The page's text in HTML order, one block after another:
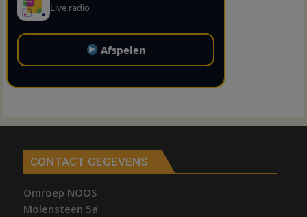
Live radio
Afspelen
CONTACT GEGEVENS
Omroep NOOS
Molensteen 5a